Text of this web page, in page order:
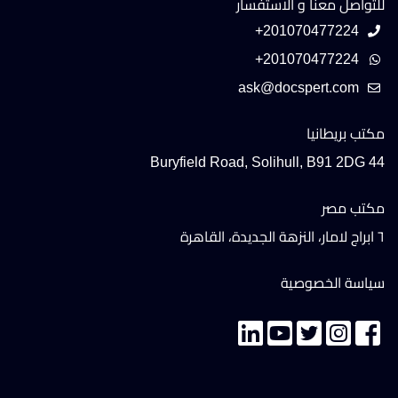
للتواصل معنا و الاستفسار
+201070477224
+201070477224
مكتب بريطانيا
44 Buryfield Road, Solihull, B91 2DG
مكتب مصر
٦ ابراج لامار، النزهة الجديدة، القاهرة
سياسة الخصوصية